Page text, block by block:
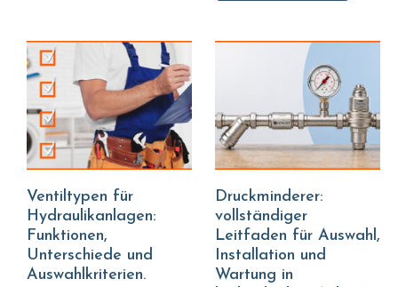
Ventiltypen für
Hydraulikanlagen:
Funktionen,
Unterschiede und
Auswahlkriterien.
Druckminderer:
vollständiger
Leitfaden für Auswahl,
Installation und
Wartung in